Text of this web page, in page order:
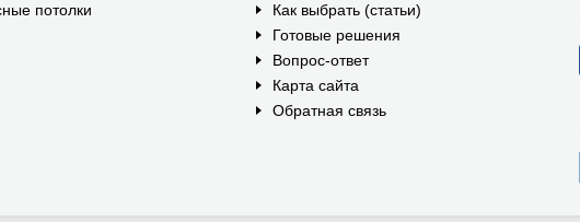
потолки
Как выбрать (статьи)
Готовые решения
Вопрос-ответ
Карта сайта
Обратная связь